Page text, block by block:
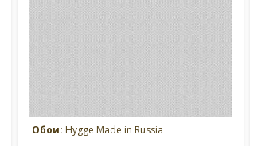
Обои: Hygge Made in Russia